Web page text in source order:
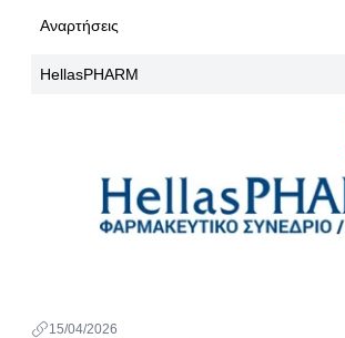
Αναρτήσεις
HellasPHARM
15/04/2026